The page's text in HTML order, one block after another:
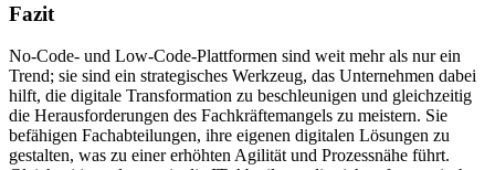
Fazit
No-Code- und Low-Code-Plattformen sind weit mehr als nur ein
Trend; sie sind ein strategisches Werkzeug, das Unternehmen dabei
hilft, die digitale Transformation zu beschleunigen und gleichzeitig
die Herausforderungen des Fachkräftemangels zu meistern. Sie
befähigen Fachabteilungen, ihre eigenen digitalen Lösungen zu
gestalten, was zu einer erhöhten Agilität und Prozessnähe führt.